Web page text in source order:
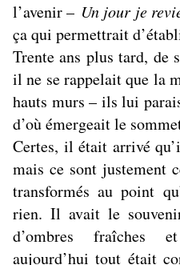
l’avenir – Un jour je
ça qui permettrait
Trente ans plus tard, de
il ne se rappelait que la
hauts murs – ils lui
d’où émergeait le
Certes, il était arrivé
mais ce sont justement
transformés au point
rien. Il avait le
d’ombres fraîches
aujourd’hui tout était